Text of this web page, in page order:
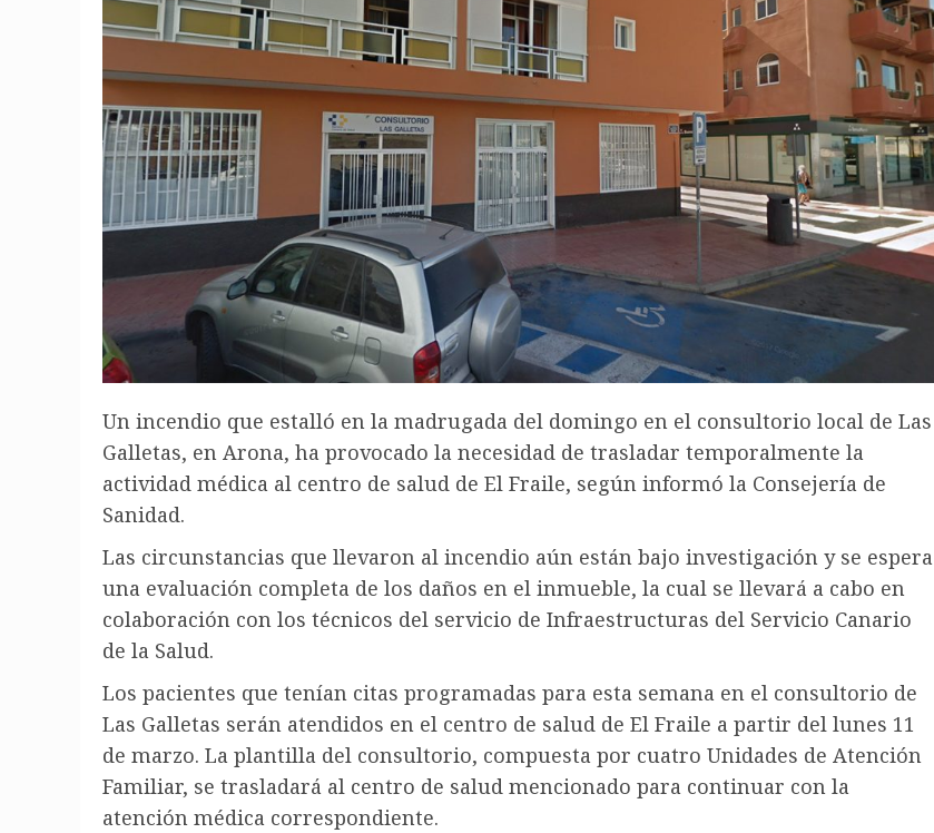
Un incendio que estalló en la madrugada del domingo en el consultorio local de Las
Galletas, en Arona, ha provocado la necesidad de trasladar temporalmente la
actividad médica al centro de salud de El Fraile, según informó la Consejería de
Sanidad.
Las circunstancias que llevaron al incendio aún están bajo investigación y se espera
una evaluación completa de los daños en el inmueble, la cual se llevará a cabo en
colaboración con los técnicos del servicio de Infraestructuras del Servicio Canario
de la Salud.
Los pacientes que tenían citas programadas para esta semana en el consultorio de
Las Galletas serán atendidos en el centro de salud de El Fraile a partir del lunes 11
de marzo. La plantilla del consultorio, compuesta por cuatro Unidades de Atención
Familiar, se trasladará al centro de salud mencionado para continuar con la
atención médica correspondiente.